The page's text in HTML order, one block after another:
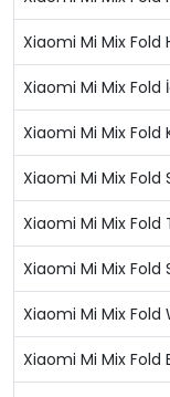
Xiaomi Mi Mix Fold
Xiaomi Mi Mix Fold
Xiaomi Mi Mix Fold
Xiaomi Mi Mix Fold
Xiaomi Mi Mix
Xiaomi Mi Mix Fold
Xiaomi Mi Mix
Xiaomi Mi Mix